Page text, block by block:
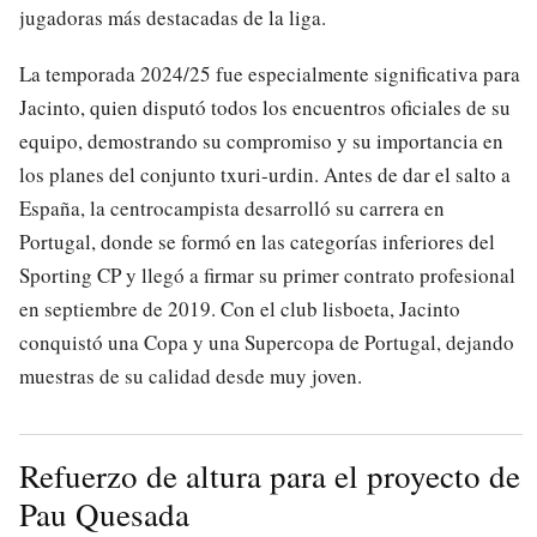
jugadoras más destacadas de la liga.
La temporada 2024/25 fue especialmente significativa para
Jacinto, quien disputó todos los encuentros oficiales de su
equipo, demostrando su compromiso y su importancia en
los planes del conjunto txuri-urdin. Antes de dar el salto a
España, la centrocampista desarrolló su carrera en
Portugal, donde se formó en las categorías inferiores del
Sporting CP y llegó a firmar su primer contrato profesional
en septiembre de 2019. Con el club lisboeta, Jacinto
conquistó una Copa y una Supercopa de Portugal, dejando
muestras de su calidad desde muy joven.
Refuerzo de altura para el proyecto de
Pau Quesada